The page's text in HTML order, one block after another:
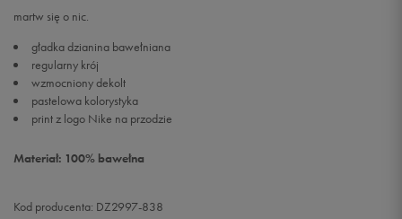
martw się o nic.
gładka dzianina bawełniana
regularny krój
wzmocniony dekolt
pastelowa kolorystyka
print z logo Nike na przodzie
Materiał: 100% bawełna
Kod producenta: DZ2997-838